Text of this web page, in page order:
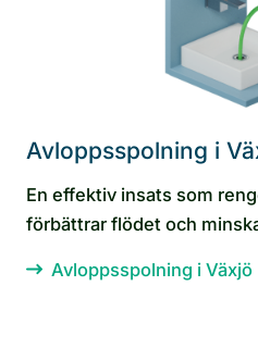
Avloppsspolning i
En effektiv insats som
förbättrar flödet och
Avloppsspolning i Växjö